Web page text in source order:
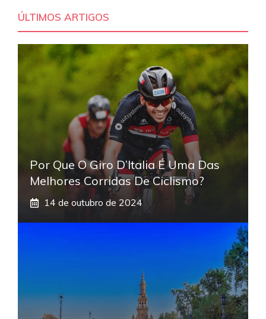
ÚLTIMOS ARTIGOS
Por Que O Giro D’Italia É Uma Das
Melhores Corridas De Ciclismo?
14 de outubro de 2024